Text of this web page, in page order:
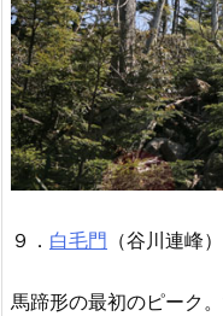
９． 白毛門 （谷川連峰）
馬蹄形の最初のピーク